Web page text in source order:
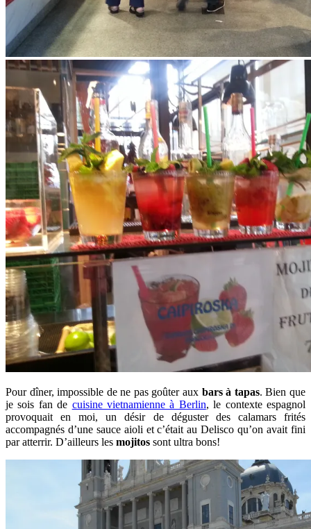
Pour dîner, impossible de ne pas goûter aux bars à tapas. Bien que
je sois fan de cuisine vietnamienne à Berlin, le contexte espagnol
provoquait en moi, un désir de déguster des calamars frités
accompagnés d’une sauce aioli et c’était au Delisco qu’on avait fini
par atterrir. D’ailleurs les mojitos sont ultra bons!